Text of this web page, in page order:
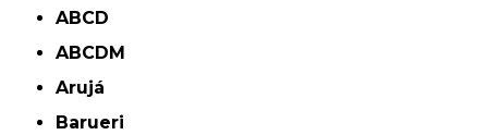
ABCD
ABCDM
Arujá
Barueri